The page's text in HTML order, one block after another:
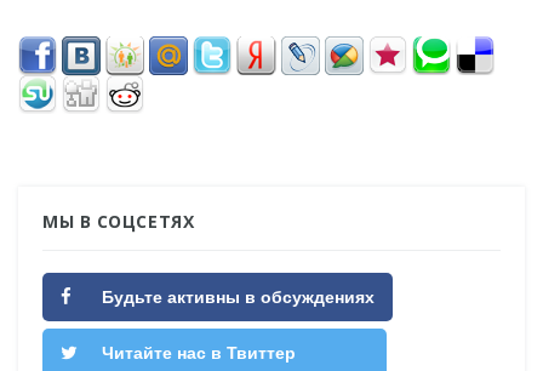
МЫ В СОЦСЕТЯХ
Будьте активны в обсуждениях
Читайте нас в Твиттер